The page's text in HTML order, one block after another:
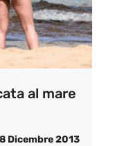
al mare
Dicembre 2013